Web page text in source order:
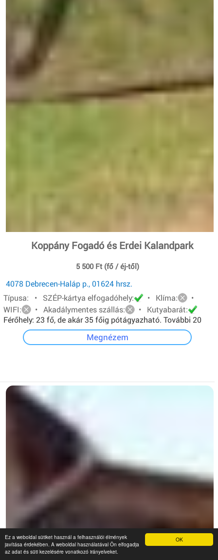
OK
Ez a weboldal sütiket használ a felhasználói élmények
javítása érdekében. A weboldal használatával Ön elfogadja
az adat és süti kezelésére vonatkozó irányelveket.
Koppány Fogadó és Erdei Kalandpark
5 500 Ft (fő / éj-től)
4078 Debrecen-Haláp p., 01624 hrsz.
Típusa: • SZÉP-kártya elfogadóhely:
• Klíma:
•
WIFI:
• Akadálymentes szállás:
• Kutyabarát:
Férőhely: 23 fő, de akár 35 főig pótágyazható. További 20
főt pedig sátorban tudunk elhelyezni.
Megnézem